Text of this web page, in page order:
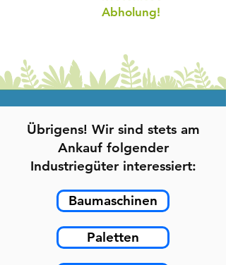
Abholung!
Übrigens! Wir sind stets am
Ankauf folgender
Industriegüter interessiert:
Baumaschinen
Paletten